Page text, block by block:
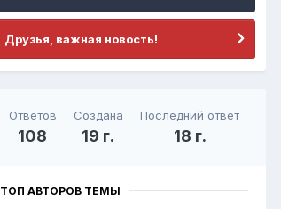
Друзья, важная новость!
Ответов
108
Создана
19 г.
Последний ответ
18 г.
ТОП АВТОРОВ ТЕМЫ